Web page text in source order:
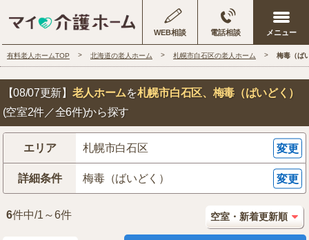
WEB相談 電話相談
有料老人ホームTOP 北海道の老人ホーム 札幌市白石区の老人ホーム 梅毒（ば
【08/07更新】 老人ホームを札幌市白石区、梅毒（ばいどく）
(空室2件／全6件)から探す
エリア 札幌市白石区 変更
詳細条件 梅毒（ばいどく） 変更
6件中/1～6件